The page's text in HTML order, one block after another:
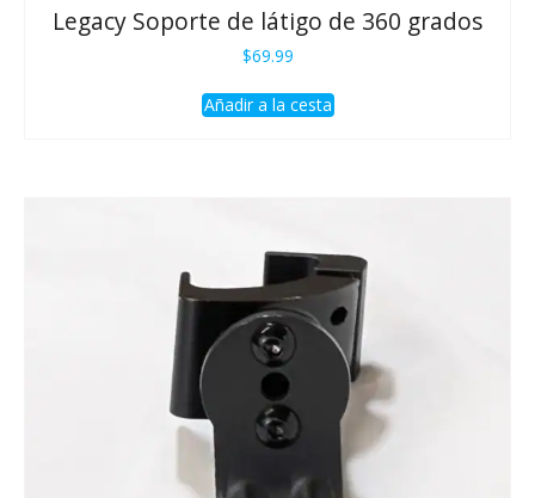
Legacy Soporte de látigo de 360 grados
$69.99
Añadir a la cesta